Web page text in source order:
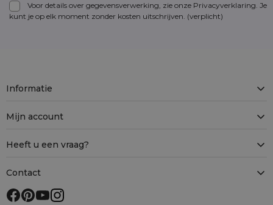
Voor details over gegevensverwerking, zie onze Privacyverklaring. Je
kunt je op elk moment zonder kosten uitschrijven. (verplicht)
Informatie
Mijn account
Heeft u een vraag?
Contact